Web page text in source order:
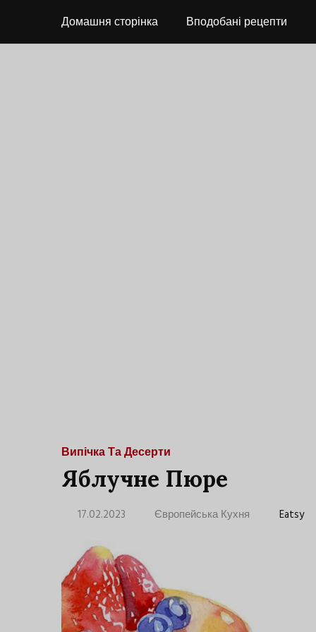
Домашня сторінка Вподобані рецепти
Випічка Та Десерти
Яблучне Пюре
17.02.2023 Європейська Кухня Eatsy